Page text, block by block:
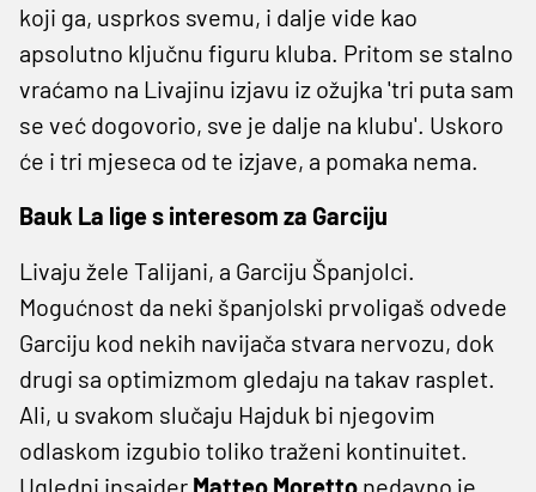
koji ga, usprkos svemu, i dalje vide kao
apsolutno ključnu figuru kluba. Pritom se stalno
vraćamo na Livajinu izjavu iz ožujka 'tri puta sam
se već dogovorio, sve je dalje na klubu'. Uskoro
će i tri mjeseca od te izjave, a pomaka nema.
Bauk La lige s interesom za Garciju
Livaju žele Talijani, a Garciju Španjolci.
Mogućnost da neki španjolski prvoligaš odvede
Garciju kod nekih navijača stvara nervozu, dok
drugi sa optimizmom gledaju na takav rasplet.
Ali, u svakom slučaju Hajduk bi njegovim
odlaskom izgubio toliko traženi kontinuitet.
Ugledni insajder Matteo Moretto nedavno je